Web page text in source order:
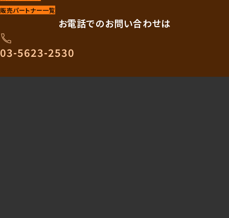
販売パートナー一覧
お電話でのお問い合わせは
03-5623-2530